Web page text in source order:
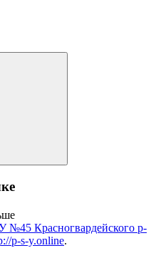
№45 Красногвардейского р-
p-s-y.online.